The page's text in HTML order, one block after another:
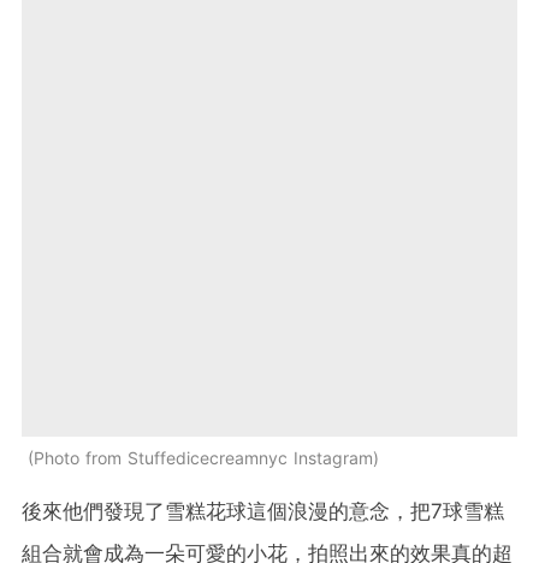
Photo from Stuffedicecreamnyc Instagram
後來他們發現了雪糕花球這個浪漫的意念，把7球雪糕
組合就會成為一朵可愛的小花，拍照出來的效果真的超